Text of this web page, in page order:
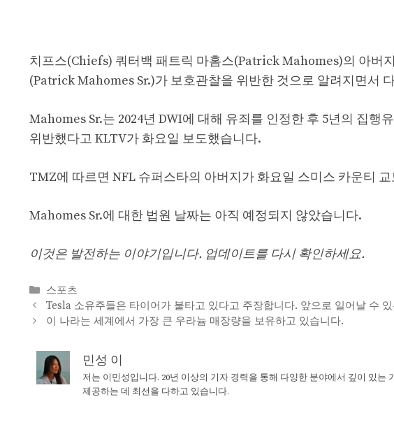
치프스(Chiefs) 쿼터백 패트릭 마홈스(Patrick Mahomes)의 아버
(Patrick Mahomes Sr.)가 보호관찰을 위반한 것으로 알려지면서
Mahomes Sr.는 2024년 DWI에 대해 유죄를 인정한 후 5년의 집행
위반했다고 KLTV가 화요일 보도했습니다.
TMZ에 따르면 NFL 슈퍼스타의 아버지가 화요일 스미스 카운티
Mahomes Sr.에 대한 법원 날짜는 아직 예정되지 않았습니다.
이것은 발전하는 이야기입니다. 업데이트를 다시 확인하세요.
Categories
스포츠
Tesla 소유주들은 타이어가 불타고 있다고 주장합니다. 앞으로 일어날 수
이 나라는 세계에서 가장 큰 우라늄 매장량을 보유하고 있습니다.
민성 이
저는 이민성입니다. 20년 이상의 기자 경력을 통해 다양한 분야에서 깊이 있
제공하는 데 최선을 다하고 있습니다.